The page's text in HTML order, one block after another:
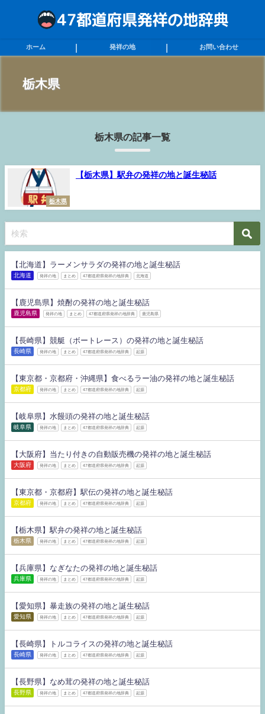
ホーム 発祥の地 お問い合わせ
栃木県
栃木県の記事一覧
栃木県
【栃木県】駅弁の発祥の地と誕生秘話
【北海道】ラーメンサラダの発祥の地と誕生秘話
北海道 発祥の地 まとめ 47都道府県発祥の地辞典 北海道
【鹿児島県】焼酎の発祥の地と誕生秘話
鹿児島県 発祥の地 まとめ 47都道府県発祥の地辞典 鹿児島県
【長崎県】競艇（ボートレース）の発祥の地と誕生秘話
長崎県 発祥の地 まとめ 47都道府県発祥の地辞典 起源
【東京都・京都府・沖縄県】食べるラー油の発祥の地と誕生秘話
京都府 発祥の地 まとめ 47都道府県発祥の地辞典 起源
【岐阜県】水饅頭の発祥の地と誕生秘話
岐阜県 発祥の地 まとめ 47都道府県発祥の地辞典 起源
【大阪府】当たり付きの自動販売機の発祥の地と誕生秘話
大阪府 発祥の地 まとめ 47都道府県発祥の地辞典 起源
【東京都・京都府】駅伝の発祥の地と誕生秘話
京都府 発祥の地 まとめ 47都道府県発祥の地辞典 起源
【栃木県】駅弁の発祥の地と誕生秘話
栃木県 発祥の地 まとめ 47都道府県発祥の地辞典 起源
【兵庫県】なぎなたの発祥の地と誕生秘話
兵庫県 発祥の地 まとめ 47都道府県発祥の地辞典 起源
【愛知県】暴走族の発祥の地と誕生秘話
愛知県 発祥の地 まとめ 47都道府県発祥の地辞典 起源
【長崎県】トルコライスの発祥の地と誕生秘話
長崎県 発祥の地 まとめ 47都道府県発祥の地辞典 起源
【長野県】なめ茸の発祥の地と誕生秘話
長野県 発祥の地 まとめ 47都道府県発祥の地辞典 起源